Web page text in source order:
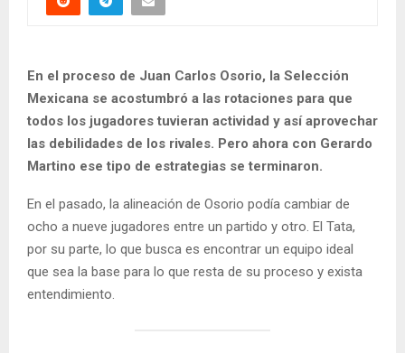
En el proceso de Juan Carlos Osorio, la Selección
Mexicana se acostumbró a las rotaciones para que
todos los jugadores tuvieran actividad y así aprovechar
las debilidades de los rivales. Pero ahora con Gerardo
Martino ese tipo de estrategias se terminaron.
En el pasado, la alineación de Osorio podía cambiar de
ocho a nueve jugadores entre un partido y otro. El Tata,
por su parte, lo que busca es encontrar un equipo ideal
que sea la base para lo que resta de su proceso y exista
entendimiento.